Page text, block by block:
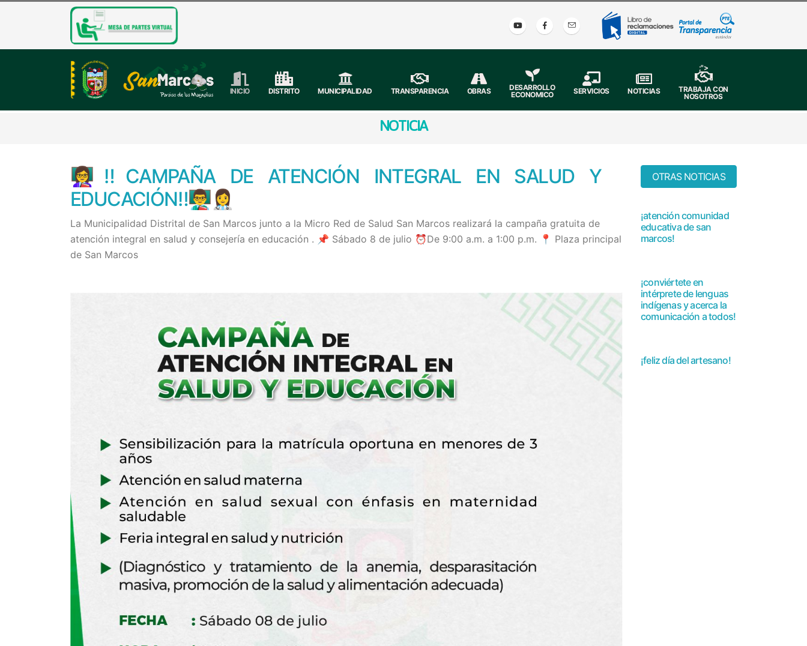
INICIO DISTRITO MUNICIPALIDAD TRANSPARENCIA OBRAS
DESARROLLO
ECONOMICO
SERVICIOS NOTICIAS
;">
TRABAJA CON
NOSOTROS
NOTICIA
👩‍🏫‼️CAMPAÑA DE ATENCIÓN INTEGRAL EN SALUD Y
EDUCACIÓN‼️👨‍🏫👩‍⚕
La Municipalidad Distrital de San Marcos junto a la Micro Red de Salud San Marcos realizará la campaña gratuita de
atención integral en salud y consejería en educación . 📌 Sábado 8 de julio ⏰De 9:00 a.m. a 1:00 p.m. 📍 Plaza principal
de San Marcos
OTRAS NOTICIAS
¡atención comunidad
educativa de san
marcos!
¡conviértete en
intérprete de lenguas
indígenas y acerca la
comunicación a todos!
¡feliz día del artesano!